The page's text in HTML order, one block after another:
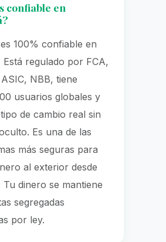
confiable en
100% confiable en
Está regulado por FCA,
NBB, tiene
usuarios globales y
de cambio real sin
Es una de las
más seguras para
al exterior desde
Tu dinero se mantiene
segregadas
por ley.